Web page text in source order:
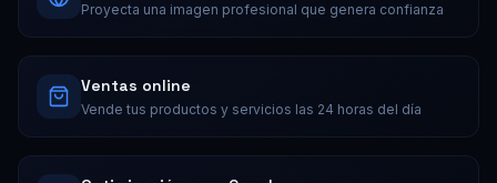
Proyecta una imagen profesional que genera confianza
Ventas online
Vende tus productos y servicios las 24 horas del día